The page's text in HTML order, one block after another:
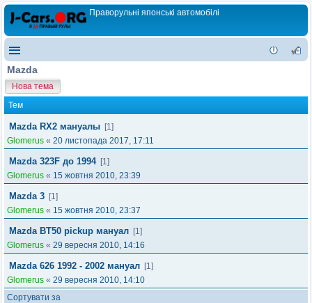
Праворульні японські автомобілі
Mazda
Нова тема
Тем
Mazda RX2 мануалы [1]
Glomerus « 20 листопада 2017, 17:11
Mazda 323F до 1994 [1]
Glomerus « 15 жовтня 2010, 23:39
Mazda 3 [1]
Glomerus « 15 жовтня 2010, 23:37
Mazda BT50 pickup мануал [1]
Glomerus « 29 вересня 2010, 14:16
Mazda 626 1992 - 2002 мануал [1]
Glomerus « 29 вересня 2010, 14:10
Сортувати за